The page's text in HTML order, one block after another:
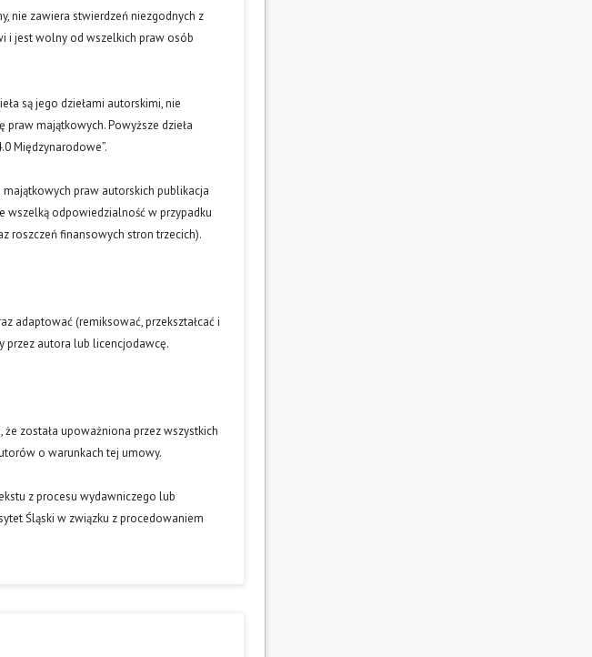
nie zawiera stwierdzeń niezgodnych z
i jest wolny od wszelkich praw osób
są jego dziełami autorskimi, nie
majątkowych. Powyższe dzieła
Międzynarodowe”.
praw autorskich publikacja
wszelką odpowiedzialność w przypadku
roszczeń finansowych stron trzecich).
adaptować (remiksować, przekształcać i
przez autora lub licencjodawcę.
została upoważniona przez wszystkich
o warunkach tej umowy.
z procesu wydawniczego lub
Śląski w związku z procedowaniem